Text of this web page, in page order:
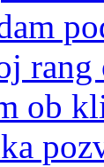
rang
ob